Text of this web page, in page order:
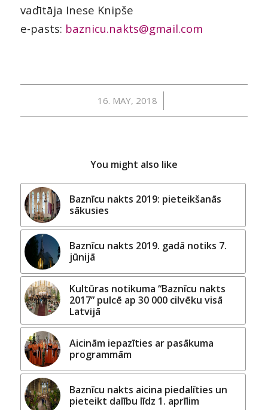
vadītāja Inese Knipše
e-pasts: baznicu.nakts@gmail.com
16. MAY, 2018
/
You might also like
Baznīcu nakts 2019: pieteikšanās
sākusies
Baznīcu nakts 2019. gadā notiks 7.
jūnijā
Kultūras notikuma “Baznīcu nakts
2017” pulcē ap 30 000 cilvēku visā
Latvijā
Aicinām iepazīties ar pasākuma
programmām
Baznīcu nakts aicina piedalīties un
pieteikt dalību līdz 1. aprīlim